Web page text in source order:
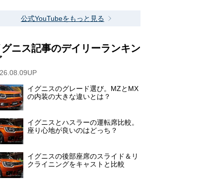
公式YouTubeをもっと見る
ニス記事のデイリーランキン
イグニスのグレード選び。MZとMX
の内装の大きな違いとは？
イグニスとハスラーの運転席比較。
座り心地が良いのはどっち？
イグニスの後部座席のスライド＆リ
クライニングをキャストと比較